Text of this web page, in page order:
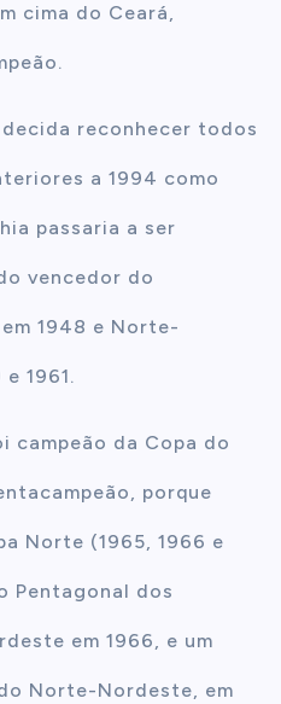
cima do Ceará,
reconhecer todos
a 1994 como
passaria a ser
vencedor do
1948 e Norte-
1961.
campeão da Copa do
porque
Norte (1965, 1966 e
Pentagonal dos
em 1966, e um
Norte-Nordeste, em